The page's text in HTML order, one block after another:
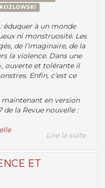
éduquer à un monde
ni monstruosité. Les
de l’imaginaire, de la
la violence. Dans une
ouverte et tolérante il
Enfin, c’est ce
maintenant en version
de la Revue nouvelle :
Lire la suite
ET